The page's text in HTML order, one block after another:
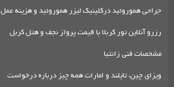
جراحی هموروئید درکلینیک لیزر هموروئید و هزینه عمل
رزرو آنلاین تور کربلا با قیمت پرواز نجف و هتل کربل
مشخصات فنی زانتیا
ویزای چین، تایلند و امارات همه چیز درباره درخواست